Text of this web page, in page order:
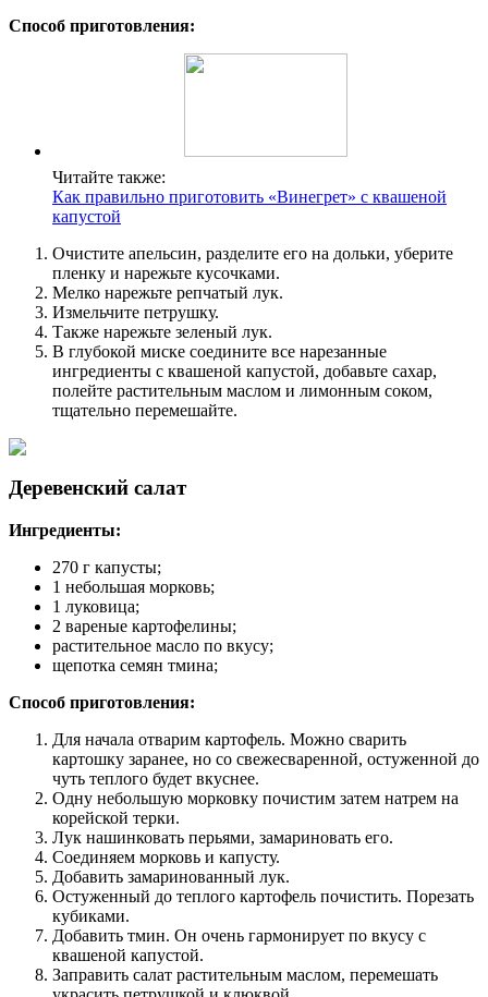
Способ приготовления:
Читайте также:
Как правильно приготовить «Винегрет» с квашеной
капустой
Очистите апельсин, разделите его на дольки, уберите
пленку и нарежьте кусочками.
Мелко нарежьте репчатый лук.
Измельчите петрушку.
Также нарежьте зеленый лук.
В глубокой миске соедините все нарезанные
ингредиенты с квашеной капустой, добавьте сахар,
полейте растительным маслом и лимонным соком,
тщательно перемешайте.
Деревенский салат
Ингредиенты:
270 г капусты;
1 небольшая морковь;
1 луковица;
2 вареные картофелины;
растительное масло по вкусу;
щепотка семян тмина;
Способ приготовления:
Для начала отварим картофель. Можно сварить
картошку заранее, но со свежесваренной, остуженной до
чуть теплого будет вкуснее.
Одну небольшую морковку почистим затем натрем на
корейской терки.
Лук нашинковать перьями, замариновать его.
Соединяем морковь и капусту.
Добавить замаринованный лук.
Остуженный до теплого картофель почистить. Порезать
кубиками.
Добавить тмин. Он очень гармонирует по вкусу с
квашеной капустой.
Заправить салат растительным маслом, перемешать